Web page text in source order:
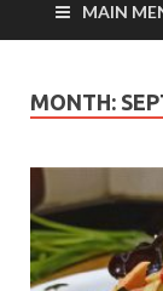
MAIN
MONTH: